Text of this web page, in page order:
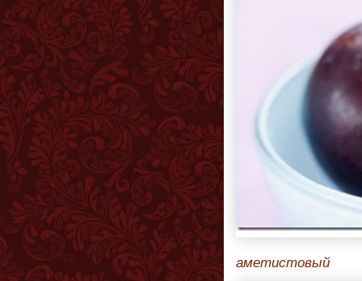
аметистовый